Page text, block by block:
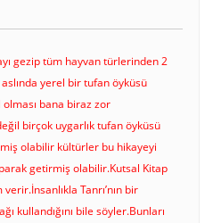
gezip tüm hayvan türlerinden 2
yerel bir tufan öyküsü
bana biraz zor
birçok uygarlık tufan öyküsü
olabilir kültürler bu hikayeyi
getirmiş olabilir.Kutsal Kitap
Tanrı’nın bir
kullandığını bile söyler.Bunları